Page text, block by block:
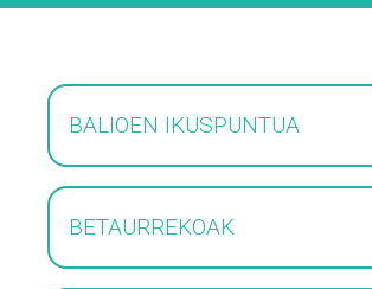
BALIOEN IKUSPUNTUA
BETAURREKOAK